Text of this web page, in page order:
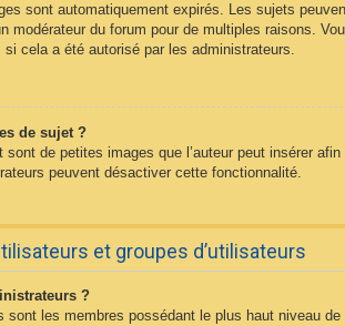
sont automatiquement expirés. Les sujets
modérateur du forum pour de multiples raisons.
cela a été autorisé par les administrateurs.
de sujet ?
sont de petites images que l’auteur peut insérer
peuvent désactiver cette fonctionnalité.
et groupes d’utilisateurs
?
sont les membres possédant le plus haut niveau